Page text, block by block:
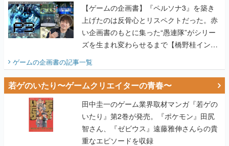
【ゲームの企画書】『ペルソナ3』を築き
上げたのは反骨心とリスペクトだった。赤
い企画書のもとに集った“愚連隊”がシリー
ズを生まれ変わらせるまで【橋野桂インタ
ゲームの企画書の記事一覧
若ゲのいたり〜ゲームクリエイターの青春〜
田中圭一のゲーム業界取材マンガ『若ゲの
いたり』第2巻が発売。『ポケモン』田尻
智さん、『ゼビウス』遠藤雅伸さんらの貴
重なエピソードを収録